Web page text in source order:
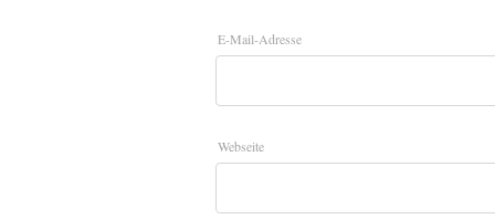
E-Mail-Adresse
Webseite